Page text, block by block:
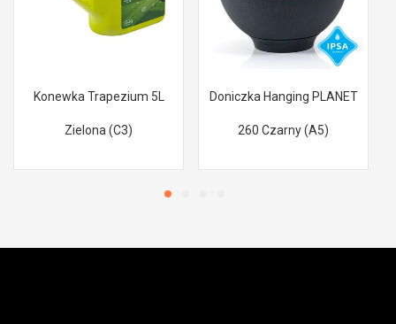
Konewka Trapezium 5L
Zielona (C3)
Doniczka Hanging PLANET
260 Czarny (A5)